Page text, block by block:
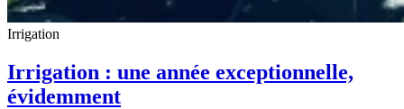
Irrigation
Irrigation : une année exceptionnelle,
évidemment